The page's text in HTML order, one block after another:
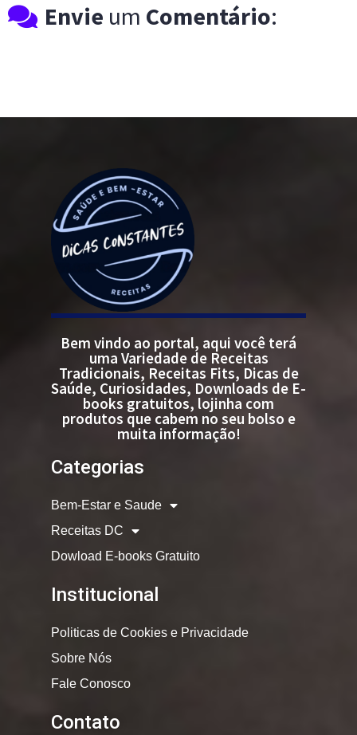
Envie um Comentário:
Bem vindo ao portal, aqui você terá
uma Variedade de Receitas
Tradicionais, Receitas Fits, Dicas de
Saúde, Curiosidades, Downloads de E-
books gratuitos, lojinha com
produtos que cabem no seu bolso e
muita informação!
Categorias
Bem-Estar e Saude
Receitas DC
Dowload E-books Gratuito
Institucional
Politicas de Cookies e Privacidade
Sobre Nós
Fale Conosco
Contato